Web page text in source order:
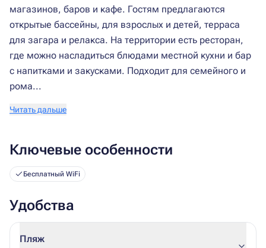
магазинов, баров и кафе. Гостям предлагаются
открытые бассейны, для взрослых и детей, терраса
для загара и релакса. На территории есть ресторан,
где можно насладиться блюдами местной кухни и бар
с напитками и закусками. Подходит для семейного и
рома...
Читать дальше
Ключевые особенности
Бесплатный WiFi
Удобства
Пляж